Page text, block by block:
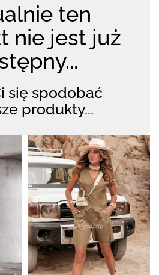
ten
nie jest już
się spodobać
produkty...